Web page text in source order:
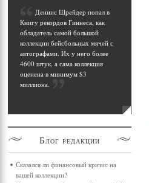
Деннис Шрейдер попал в
Книгу рекордов Гиннеса, как
обладатель самой большой
коллекции бейсбольных мячей с
автографами. Их у него более
4600 штук, а сама коллекция
оценена в минимум $3
миллиона.
Блог редакции
Сказался ли финансовый кризис на
вашей коллекции?